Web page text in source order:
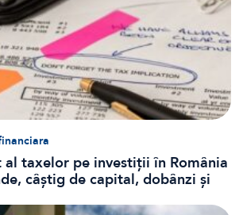
taxelor pe investiții în România
câștig de capital, dobânzi și